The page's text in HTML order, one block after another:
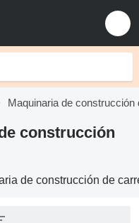
Maquinaria de construcción
construcción
de construcción de